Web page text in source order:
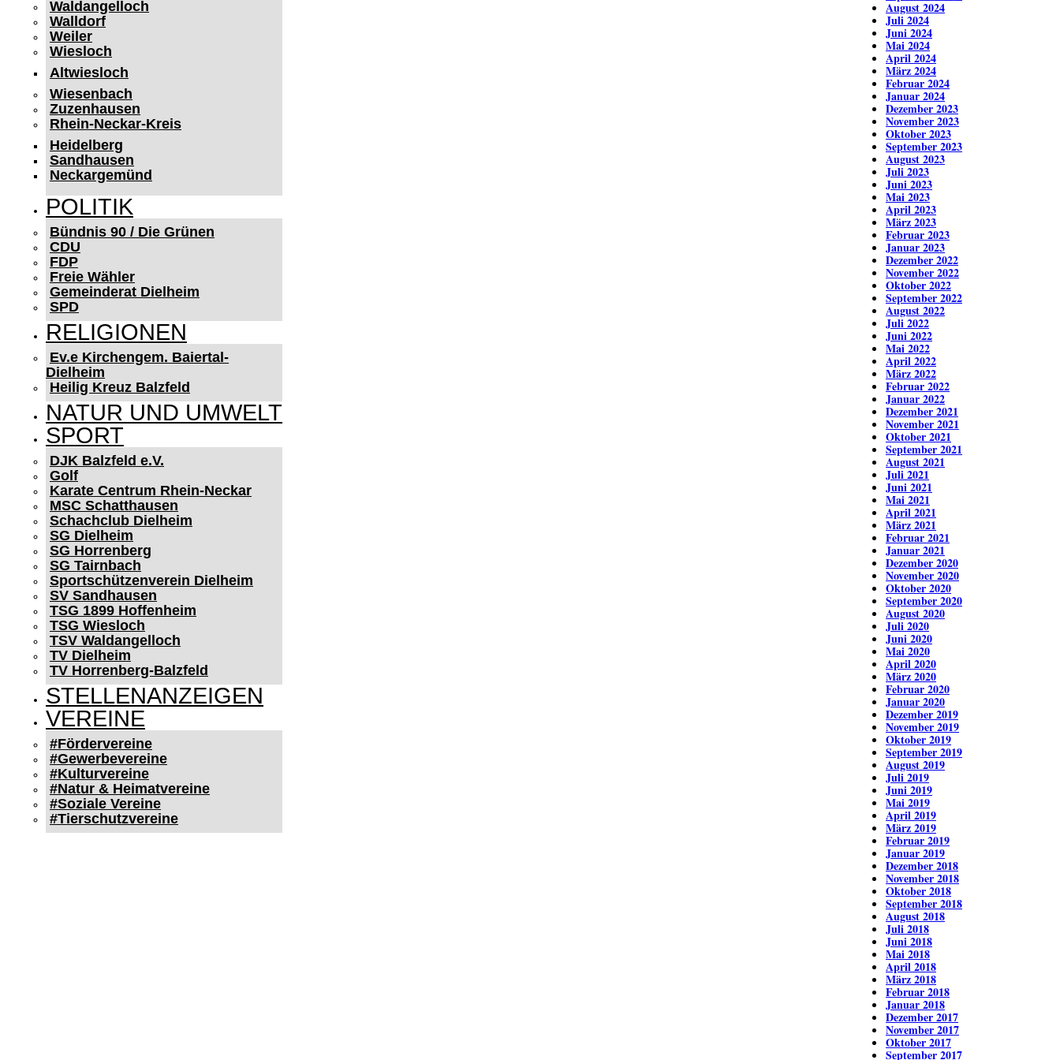
Waldangelloch
Walldorf
Weiler
Wiesloch
Altwiesloch
Wiesenbach
Zuzenhausen
Rhein-Neckar-Kreis
Heidelberg
Sandhausen
Neckargemünd
POLITIK
Bündnis 90 / Die Grünen
CDU
FDP
Freie Wähler
Gemeinderat Dielheim
SPD
RELIGIONEN
Ev.e Kirchengem. Baiertal-
Dielheim
Heilig Kreuz Balzfeld
NATUR UND UMWELT
SPORT
DJK Balzfeld e.V.
Golf
Karate Centrum Rhein-Neckar
MSC Schatthausen
Schachclub Dielheim
SG Dielheim
SG Horrenberg
SG Tairnbach
Sportschützenverein Dielheim
SV Sandhausen
TSG 1899 Hoffenheim
TSG Wiesloch
TSV Waldangelloch
TV Dielheim
TV Horrenberg-Balzfeld
STELLENANZEIGEN
VEREINE
#Fördervereine
#Gewerbevereine
#Kulturvereine
#Natur & Heimatvereine
#Soziale Vereine
#Tierschutzvereine
August 2024
Juli 2024
Juni 2024
Mai 2024
April 2024
März 2024
Februar 2024
Januar 2024
Dezember 2023
November 2023
Oktober 2023
September 2023
August 2023
Juli 2023
Juni 2023
Mai 2023
April 2023
März 2023
Februar 2023
Januar 2023
Dezember 2022
November 2022
Oktober 2022
September 2022
August 2022
Juli 2022
Juni 2022
Mai 2022
April 2022
März 2022
Februar 2022
Januar 2022
Dezember 2021
November 2021
Oktober 2021
September 2021
August 2021
Juli 2021
Juni 2021
Mai 2021
April 2021
März 2021
Februar 2021
Januar 2021
Dezember 2020
November 2020
Oktober 2020
September 2020
August 2020
Juli 2020
Juni 2020
Mai 2020
April 2020
März 2020
Februar 2020
Januar 2020
Dezember 2019
November 2019
Oktober 2019
September 2019
August 2019
Juli 2019
Juni 2019
Mai 2019
April 2019
März 2019
Februar 2019
Januar 2019
Dezember 2018
November 2018
Oktober 2018
September 2018
August 2018
Juli 2018
Juni 2018
Mai 2018
April 2018
März 2018
Februar 2018
Januar 2018
Dezember 2017
November 2017
Oktober 2017
September 2017